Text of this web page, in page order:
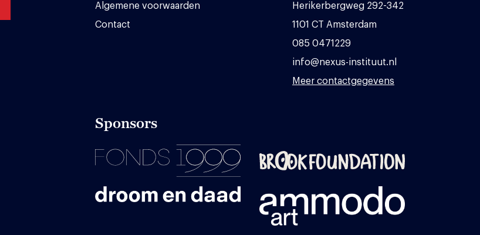
Algemene voorwaarden
Contact
Herikerbergweg 292-342
1101 CT Amsterdam
085 0471229
info@nexus-instituut.nl
Meer contactgegevens
Sponsors